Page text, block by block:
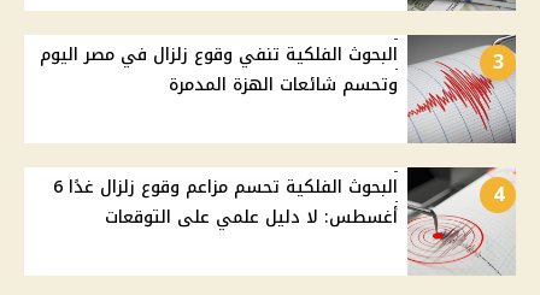
3
البحوث الفلكية تنفي وقوع زلزال في مصر اليوم
وتحسم شائعات الهزة المدمرة
4
البحوث الفلكية تحسم مزاعم وقوع زلزال غدًا 6
أغسطس: لا دليل علمي على التوقعات